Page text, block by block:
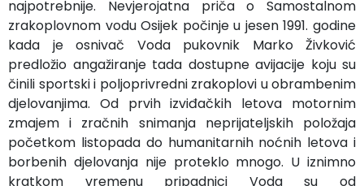
najpotrebnije. Nevjerojatna priča o Samostalnom
zrakoplovnom vodu Osijek počinje u jesen 1991. godine
kada je osnivač Voda pukovnik Marko Živković
predložio angažiranje tada dostupne avijacije koju su
činili sportski i poljoprivredni zrakoplovi u obrambenim
djelovanjima. Od prvih izviđačkih letova motornim
zmajem i zračnih snimanja neprijateljskih položaja
početkom listopada do humanitarnih noćnih letova i
borbenih djelovanja nije proteklo mnogo. U iznimno
kratkom vremenu pripadnici Voda su od